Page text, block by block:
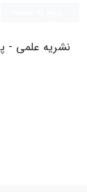
نشریه علمی -